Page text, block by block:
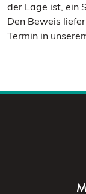
der Lage ist, ein
Den Beweis
Termin in